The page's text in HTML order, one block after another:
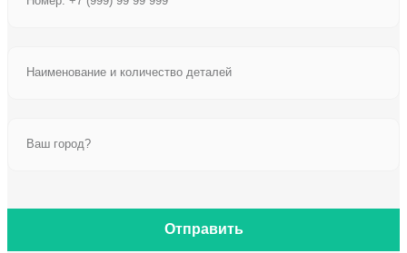
Отправить